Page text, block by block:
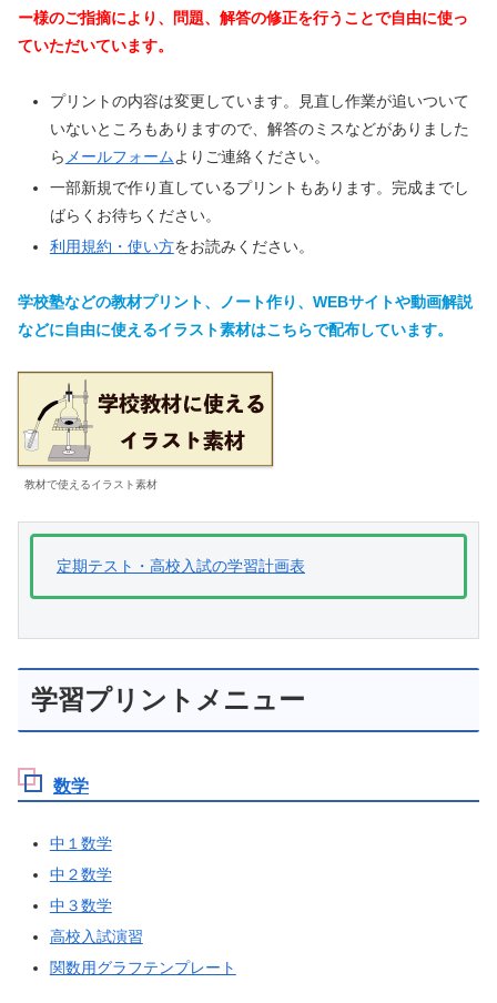
ー様のご指摘により、問題、解答の修正を行うことで自由に使っ
ていただいています。
プリントの内容は変更しています。見直し作業が追いついて
いないところもありますので、解答のミスなどがありました
ら メールフォームよりご連絡ください。
一部新規で作り直しているプリントもあります。完成までし
ばらくお待ちください。
利用規約・使い方をお読みください。
学校塾などの教材プリント、ノート作り、WEBサイトや動画解説
などに自由に使えるイラスト素材はこちらで配布しています。
教材で使えるイラスト素材
定期テスト・高校入試の学習計画表
学習プリントメニュー
数学
中１数学
中２数学
中３数学
高校入試演習
関数用グラフテンプレート